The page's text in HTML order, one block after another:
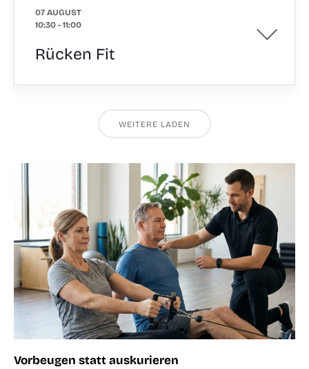
07 AUGUST
10:30 - 11:00
Rücken Fit
WEITERE LADEN
Vorbeugen statt auskurieren